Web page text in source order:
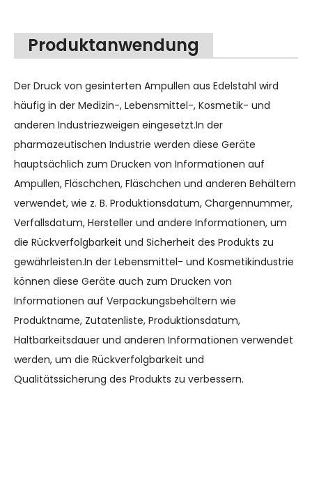
Produktanwendung
Der Druck von gesinterten Ampullen aus Edelstahl wird
häufig in der Medizin-, Lebensmittel-, Kosmetik- und
anderen Industriezweigen eingesetzt.In der
pharmazeutischen Industrie werden diese Geräte
hauptsächlich zum Drucken von Informationen auf
Ampullen, Fläschchen, Fläschchen und anderen Behältern
verwendet, wie z. B. Produktionsdatum, Chargennummer,
Verfallsdatum, Hersteller und andere Informationen, um
die Rückverfolgbarkeit und Sicherheit des Produkts zu
gewährleisten.In der Lebensmittel- und Kosmetikindustrie
können diese Geräte auch zum Drucken von
Informationen auf Verpackungsbehältern wie
Produktname, Zutatenliste, Produktionsdatum,
Haltbarkeitsdauer und anderen Informationen verwendet
werden, um die Rückverfolgbarkeit und
Qualitätssicherung des Produkts zu verbessern.